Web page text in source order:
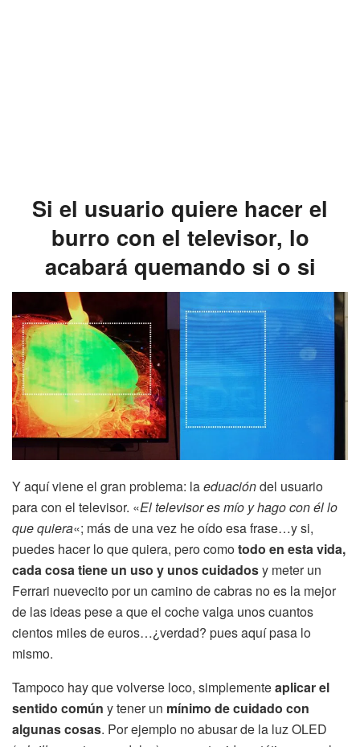
Si el usuario quiere hacer el
burro con el televisor, lo
acabará quemando si o si
Y aquí viene el gran problema: laeduacióndel usuario
para con el televisor. «El televisor es mío y hago con él lo
que quiera«; más de una vez he oído esa frase…y si,
puedes hacer lo que quiera, pero comotodo en esta vida,
cada cosa tiene un uso y unos cuidadosy meter un
Ferrari nuevecito por un camino de cabras no es la mejor
de las ideas pese a que el coche valga unos cuantos
cientos miles de euros…¿verdad? pues aquí pasa lo
mismo.
Tampoco hay que volverse loco, simplementeaplicar el
sentido común y tener un mínimo de cuidado con
algunas cosas. Por ejemplo no abusar de la luz OLED